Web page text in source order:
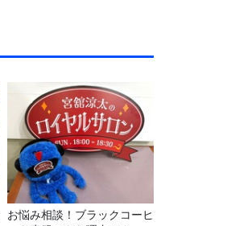
お悩み相談！ブラックコーヒ